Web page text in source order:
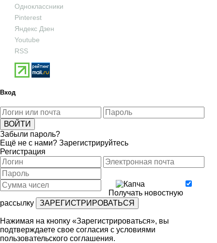
Одноклассники
Pinterest
Яндекс Дзен
Youtube
RSS
Вход
Забыли пароль?
Ещё не с нами? Зарегистрируйтесь
Регистрация
Получать новостную
рассылку
Нажимая на кнопку «Зарегистрироваться», вы
подтверждаете свое согласия с условиями
пользовательского соглашения.